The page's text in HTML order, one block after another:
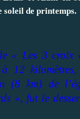
soleil de printemps.
« Les 3 croix
12
(8 km) de
», fut le